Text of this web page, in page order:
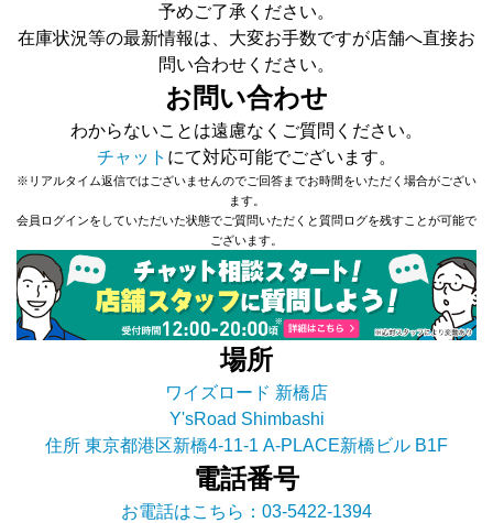
予めご了承ください。
在庫状況等の最新情報は、大変お手数ですが店舗へ直接お
問い合わせください。
お問い合わせ
わからないことは遠慮なくご質問ください。
チャット にて対応可能でございます。
※リアルタイム返信ではございませんのでご回答までお時間をいただく場合がござい
ます。
会員ログインをしていただいた状態でご質問いただくと質問ログを残すことが可能で
ございます。
場所
ワイズロード 新橋店
Y'sRoad Shimbashi
住所 東京都港区新橋4-11-1 A-PLACE新橋ビル B1F
電話番号
お電話はこちら：03-5422-1394